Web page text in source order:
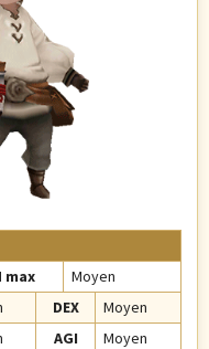
max
Moyen
DEX
Moyen
AGI Moyen